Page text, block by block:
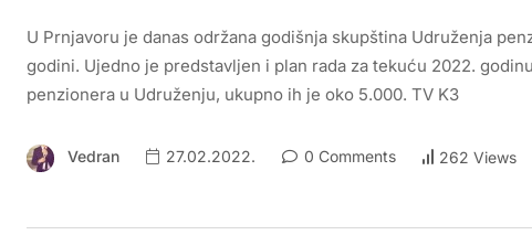
U Prnjavoru je danas održana godišnja skupština Udruženja
godini. Ujedno je predstavljen i plan rada za tekuću 2022.
penzionera u Udruženju, ukupno ih je oko 5.000. TV K3
Vedran 27.02.2022. 0 Comments 262 Views